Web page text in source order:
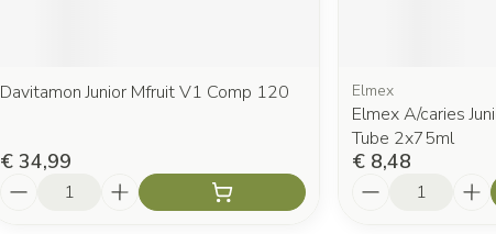
Davitamon Junior Mfruit V1 Comp 120
€ 34,99
Elmex
Elmex A/caries
Tube 2x75ml
€ 8,48